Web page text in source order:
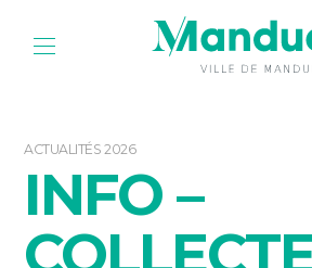
ACTUALITÉS 2026
INFO –